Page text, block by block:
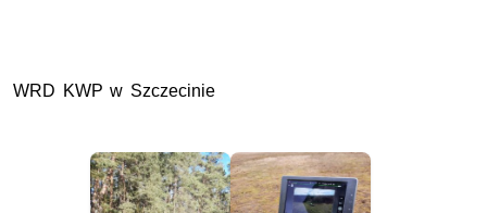
WRD KWP w Szczecinie